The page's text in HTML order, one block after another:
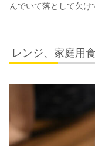
んでいて落として欠け
レンジ、家庭用